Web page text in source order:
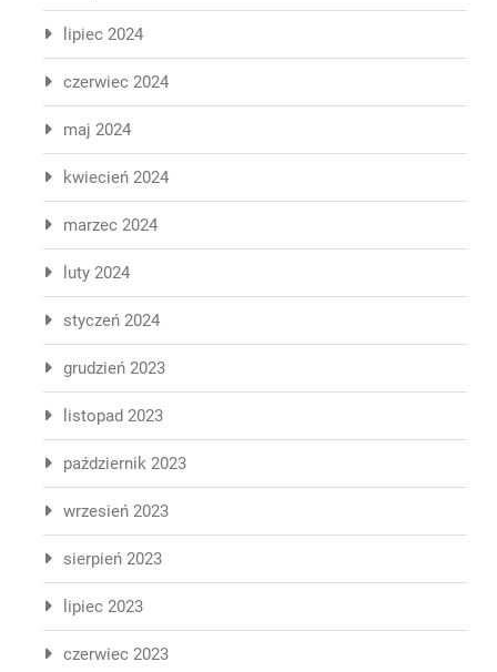
lipiec 2024
czerwiec 2024
maj 2024
kwiecień 2024
marzec 2024
luty 2024
styczeń 2024
grudzień 2023
listopad 2023
październik 2023
wrzesień 2023
sierpień 2023
lipiec 2023
czerwiec 2023